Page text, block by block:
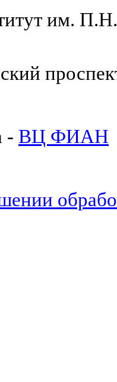
им.
- ВЦ ФИАН